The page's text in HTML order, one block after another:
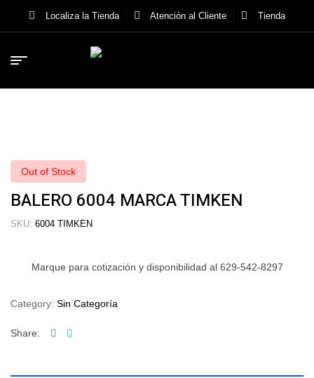
Localiza la Tienda Atención al Cliente Tienda
Out of Stock
BALERO 6004 MARCA TIMKEN
SKU: 6004 TIMKEN
Marque para cotización y disponibilidad al 629-542-8297
Category: Sin Categoría
Share: Facebook